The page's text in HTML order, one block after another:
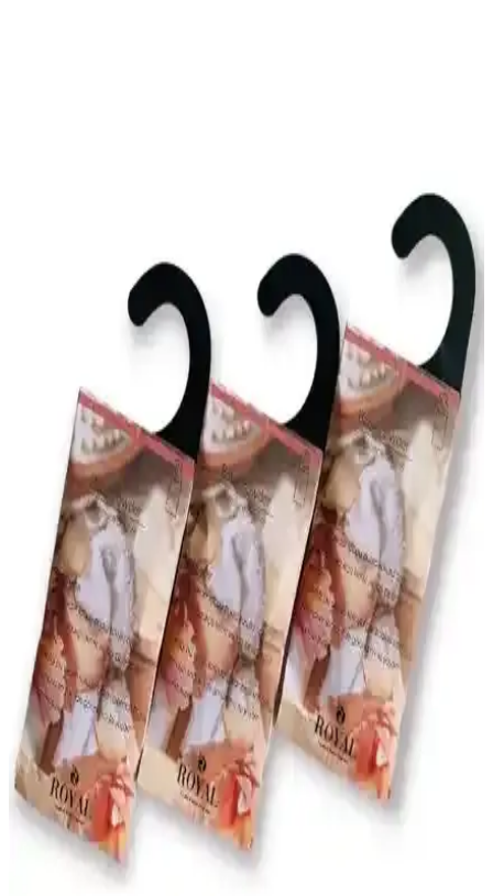
Chakra Ocean Breeze: Amber, Paçuli ve Gül
Dengesini Yansıtan Ferah İç Mekân Kokusu
Chakra Ocean Breeze, 500 ml püskürtme formunda iç mekân
kokusu; amber sıcaklığı, paçuli derinliği ve gül zarafetiyle
dengelenir. %71 alkol içeriği sayesinde hızlı yayılır, temiz, ferah bir
atmosfer sağlar; uzun süre kalıcılık hedeflenir.
Missi Beyaz Büyük Karışık Çiçek Taşlı 10'lu Bambu
Kamuş Seti İnceleme ve Dekoratif Oda Kokusu
Missi Beyaz Büyük Karışık Çiçek Taşlı 10'lu Bambu Kamuş Seti,
beyaz zarafetle mekâna dekoratif şıklık katarken çiçekli ve taşlı
ayrıntılarla sofistike bir atmosfer yaratır; çubuklu koku dağılımı
sağlar ve odalara uyumlu esneklik sunar.
Geniş Alanlar İçin Çok Fonksiyonlu Hava
Temizleme ve Kokulandırma Cihazı
Geniş alanlar için tasarlanmış hava temizleme ve kokulandırma
cihazı, hızlı ve etkili performansıyla ortamı ferahlatır, kötü kokuları
giderir ve çeşitli parfüm seçenekleriyle kişiselleştirilebilir.
Missi 50 ml Gri Çiçek Taşlı Black Vanilya Oda
Kokusu Estetik ve Kalıcı Atmosfer Yaratır
Missi 50 ml gri çiçek taşlı black vanilya oda kokusu, şık tasarımı ve
kalıcı aromasıyla ev veya ofis ortamını güzelleştirir, dekoratif ve
ferahlatıcı bir deneyim sunar.
Geniş Alanlar İçin Çok Fonksiyonlu LED Işıklı
Hava Temizleme ve Kokulan<dı>rma Cihazı